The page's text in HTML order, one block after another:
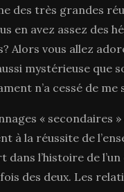
des très grandes
en avez assez des
Alors vous allez
mystérieuse que
n’a cessé de
« secondaires
à la réussite de
l’histoire de l’un
des deux. Les